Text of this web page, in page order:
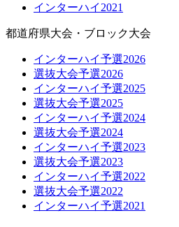
インターハイ2021
都道府県大会・ブロック大会
インターハイ予選2026
選抜大会予選2026
インターハイ予選2025
選抜大会予選2025
インターハイ予選2024
選抜大会予選2024
インターハイ予選2023
選抜大会予選2023
インターハイ予選2022
選抜大会予選2022
インターハイ予選2021